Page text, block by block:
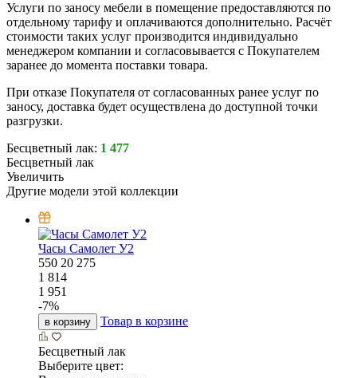
Услуги по заносу мебели в помещение предоставляются по
отдельному тарифу и оплачиваются дополнительно. Расчёт
стоимости таких услуг производится индивидуально
менеджером компании и согласовывается с Покупателем
заранее до момента поставки товара.
При отказе Покупателя от согласованных ранее услуг по
заносу, доставка будет осуществлена до доступной точки
разгрузки.
Бесцветный лак: 1 477
Бесцветный лак
Увеличить
Другие модели этой коллекции
Часы Самолет У2
550 20 275
1 814
1 951
-7%
в корзину Товар в корзине
Бесцветный лак
Выберите цвет: